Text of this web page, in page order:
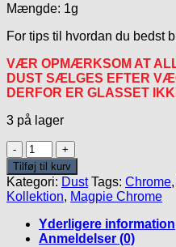
Mængde: 1g
For tips til hvordan du bedst
VÆR OPMÆRKSOM AT
DUST SÆLGES EFTER
DERFOR ER GLASSET
3 på lager
Teresa
Chrome
antal
Tilføj til kurv
Kategori: Dust Tags: Chrome,
Kollektion, Magpie Chrome
Yderligere information
Anmeldelser (0)